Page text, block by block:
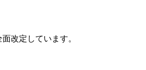
改定しています。